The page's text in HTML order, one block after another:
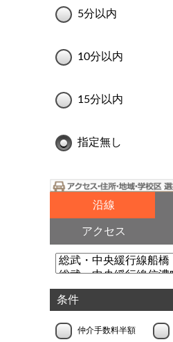
5分以内
10分以内
15分以内
指定無し
沿線
アクセス
条件
仲介手数料半額